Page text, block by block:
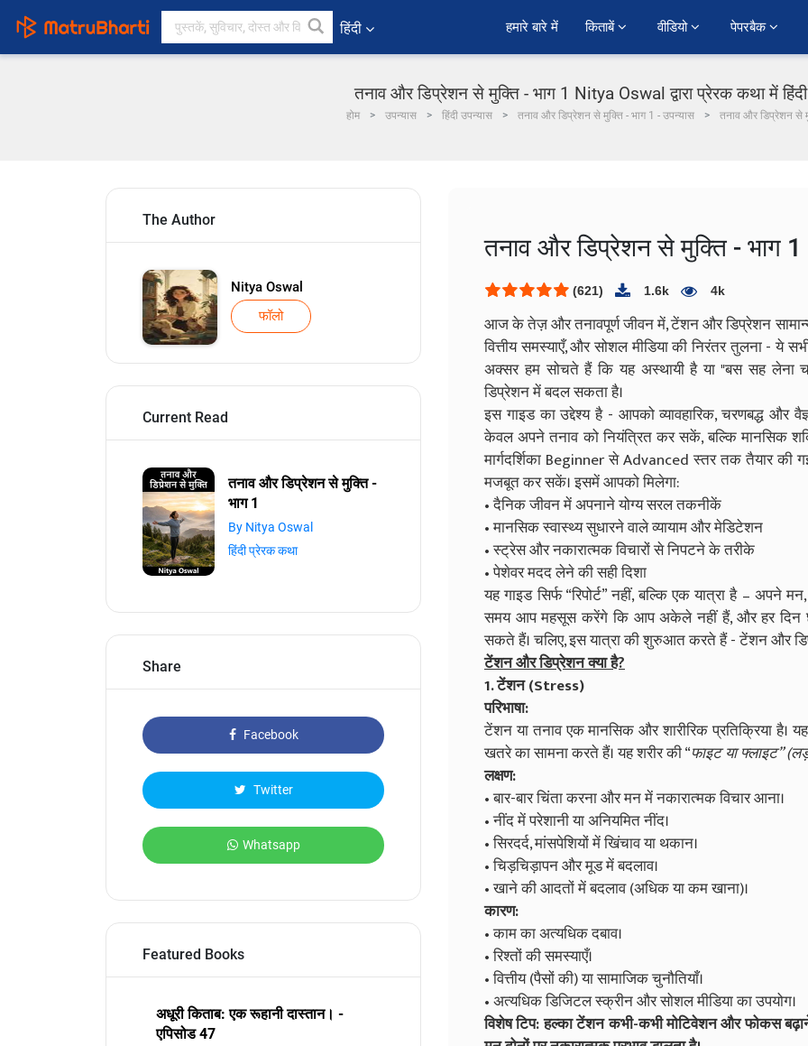
हिंदी हमारे बारे में किताबें वीडियो पेपरबैक
तनाव और डिप्रेशन से मुक्ति - भाग 1 Nitya Oswal द्वारा प्रेरक कथा में
होम उपन्यास हिंदी उपन्यास तनाव और डिप्रेशन से मुक्ति - भाग 1 - उपन्यास तनाव और डिप्रेशन से
The Author
Nitya Oswal
फॉलो
Current Read
तनाव और डिप्रेशन से मुक्ति -
भाग 1
By Nitya Oswal
हिंदी प्रेरक कथा
Share
Facebook
Twitter
Whatsapp
Featured Books
अधूरी किताब: एक रूहानी दास्तान। -
एपिसोड 47
तनाव और डिप्रेशन से मुक्ति - भाग 1
(621) 1.6k 4k
आज के तेज़ और तनावपूर्ण जीवन में, टेंशन और डिप्रेशन सामान्य
वित्तीय समस्याएँ, और सोशल मीडिया की निरंतर तुलना - ये
अक्सर हम सोचते हैं कि यह अस्थायी है या "बस सह लेना
डिप्रेशन में बदल सकता है।
इस गाइड का उद्देश्य है - आपको व्यावहारिक, चरणबद्ध और
केवल अपने तनाव को नियंत्रित कर सकें, बल्कि मानसिक
मार्गदर्शिका Beginner से Advanced स्तर तक तैयार की
मजबूत कर सकें। इसमें आपको मिलेगा:
• दैनिक जीवन में अपनाने योग्य सरल तकनीकें
• मानसिक स्वास्थ्य सुधारने वाले व्यायाम और मेडिटेशन
• स्ट्रेस और नकारात्मक विचारों से निपटने के तरीके
• पेशेवर मदद लेने की सही दिशा
यह गाइड सिर्फ “रिपोर्ट” नहीं, बल्कि एक यात्रा है –
समय आप महसूस करेंगे कि आप अकेले नहीं हैं, और हर दिन
सकते हैं। चलिए, इस यात्रा की शुरुआत करते हैं - टेंशन और
टेंशन और डिप्रेशन क्या है?
1. टेंशन (Stress)
परिभाषा:
टेंशन या तनाव एक मानसिक और शारीरिक प्रतिक्रिया है।
खतरे का सामना करते हैं। यह शरीर की “फाइट या फ्लाइट”
लक्षण:
• बार-बार चिंता करना और मन में नकारात्मक विचार आना।
• नींद में परेशानी या अनियमित नींद।
• सिरदर्द, मांसपेशियों में खिंचाव या थकान।
• चिड़चिड़ापन और मूड में बदलाव।
• खाने की आदतों में बदलाव (अधिक या कम खाना)।
कारण:
• काम का अत्यधिक दबाव।
• रिश्तों की समस्याएँ।
• वित्तीय (पैसों की) या सामाजिक चुनौतियाँ।
• अत्यधिक डिजिटल स्क्रीन और सोशल मीडिया का उपयोग।
विशेष टिप: हल्का टेंशन कभी-कभी मोटिवेशन और फोकस